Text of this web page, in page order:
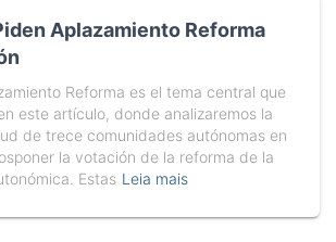
Aplazamiento Reforma
Reforma es el tema central que
este artículo, donde analizaremos la
de trece comunidades autónomas en
la votación de la reforma de la
Estas Leia mais